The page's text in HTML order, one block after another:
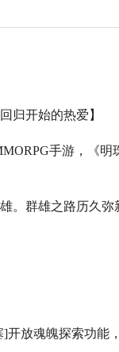
归开始的热爱】
手游，《明
。群雄之路历久
]开放魂魄探索功能